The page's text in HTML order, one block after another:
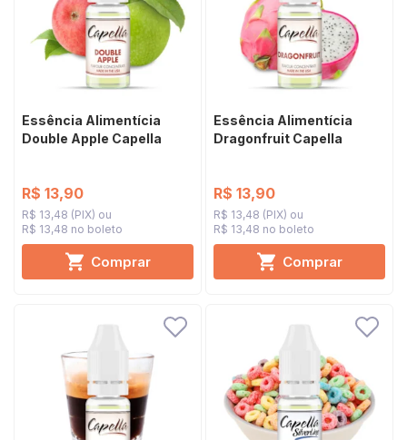
Essência Alimentícia
Double Apple Capella
R$ 13,90
R$ 13,48 (PIX)
R$ 13,48 no boleto
Comprar
Essência Alimentícia
Dragonfruit Capella
R$ 13,90
R$ 13,48 (PIX)
R$ 13,48 no boleto
Comprar